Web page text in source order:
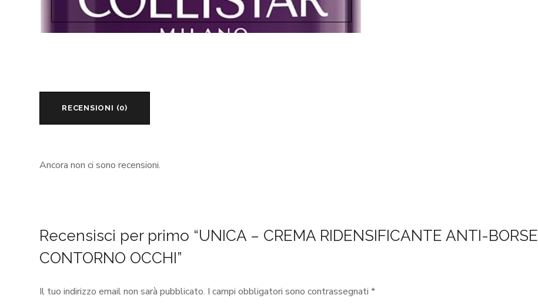
RECENSIONI (0)
Ancora non ci sono recensioni.
Recensisci per primo “UNICA – CREMA RIDENSIFICANTE ANTI-BORSE
CONTORNO OCCHI”
Il tuo indirizzo email non sarà pubblicato. I campi obbligatori sono contrassegnati *